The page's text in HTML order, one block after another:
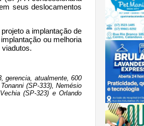
seus deslocamentos
a implantação de
ou melhoria
gerencia, atualmente, 600
(SP-333), Nemésio
(SP-323) e Orlando